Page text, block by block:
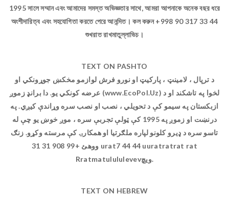
1995 সালে সম্মান এবং আমাদের সমস্ত অভিজ্ঞতার সাথে, আমরা আপনাকে অনেক বছর ধরে
অংশীদারিত্ব এবং সহযোগিতা করতে পেরে আনন্দিত। কল করুন +998 90 317 33 44
শুখরাত রাখমাতুল্লাভিচ।
TEXT ON PASHTO
د ترپال ، لامینټ ، پارکیټ او نورو فرش لوازمو مخکښ جوړونکي او
عرضه کونکي یو. دا برانډ زموږ (www.EcoPol.Uz) لخوا په تاشکند او د
ازبکستان په سیمو کې د تحویلي ، نصب او نصب سره وړاندې کیږي. په
درنښت او زموږ په 1995 کې ټولې تجربې سره ، موږ خوښ یو چې له
تاسو سره د ډیرو کلونو لپاره ملګرتیا او همکارۍ کې مرسته وکړو. زنګ
ووهئ +99 908 31 31 urat7 44 44 uuratratrat rat
Rratmatulululevevویچ.
TEXT ON HEBREW